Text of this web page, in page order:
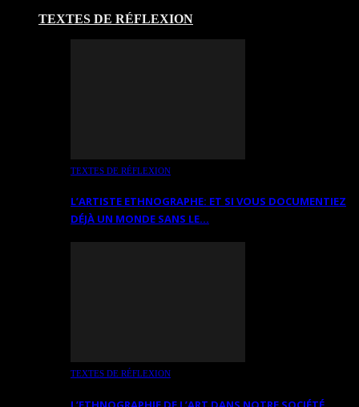
TEXTES DE RÉFLEXION
TEXTES DE RÉFLEXION
L’ARTISTE ETHNOGRAPHE: ET SI VOUS DOCUMENTIEZ
DÉJÀ UN MONDE SANS LE…
TEXTES DE RÉFLEXION